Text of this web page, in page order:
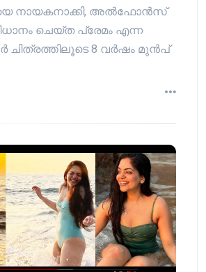
നായകനാക്കി, അൽഫോൻസ്
ചെയ്ത പ്രേമം എന്ന
ചിത്രത്തിലൂടെ 8 വർഷം മുൻപ്